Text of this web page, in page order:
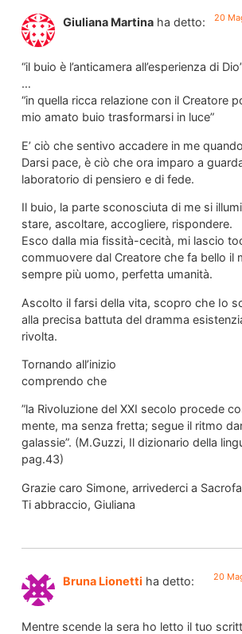
Giuliana Martina ha detto: 20
“il buio è l’anticamera all’esperienza di
…
“in quella ricca relazione con il Creatore
mio amato buio trasformarsi in luce”
E’ ciò che sentivo accadere in me
Darsi pace, è ciò che ora imparo a
laboratorio di pensiero e di fede.
Il buio, la parte sconosciuta di me si
stare, ascoltare, accogliere, rispondere.
Esco dalla mia fissità-cecità, mi lascio
commuovere dal Creatore che fa bello il
sempre più uomo, perfetta umanità.
Ascolto il farsi della vita, scopro che Io
alla precisa battuta del dramma
rivolta.
Tornando all’inizio
comprendo che
”la Rivoluzione del XXI secolo procede
mente, ma senza fretta; segue il ritmo
galassie”. (M.Guzzi, Il dizionario della
pag.43)
Grazie caro Simone, arrivederci a
Ti abbraccio, Giuliana
Bruna Lionetti ha detto: 20
Mentre scende la sera ho letto il tuo